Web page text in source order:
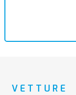
VETTURE